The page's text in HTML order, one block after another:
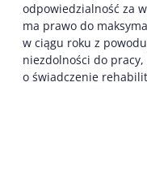
odpowiedzialność za
ma prawo do
w ciągu roku z
niezdolności do
o świadczenie